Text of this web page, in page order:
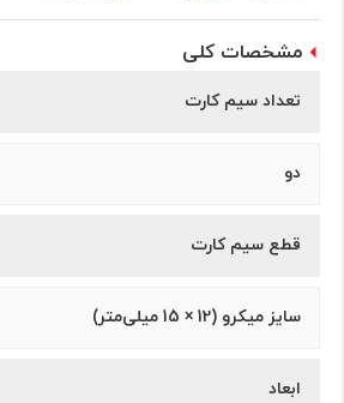
مشخصات کلی
تعداد سیم کارت
دو
قطع سیم کارت
سایز میکرو (12 × 15 میلی‌متر)
ابعاد